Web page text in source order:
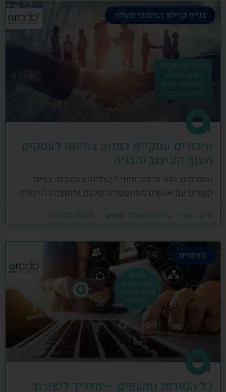
בניית קהילה ושיתופי פעולה
חיבורים עסקיים כמנוע צמיחה לעסקים
מענף העיצוב והבניה
נטוורקינג הוא מרכיב חיוני להצלחה בעסקים. בניית
קשרים עם אנשים מהתעשייה שלכם ומחוצה לה יכולה
אלעד גרגיר - מייסד ומנכ"ל arcdb
מאמרים
כל הסודות נחשפים – מדריך ליצירת